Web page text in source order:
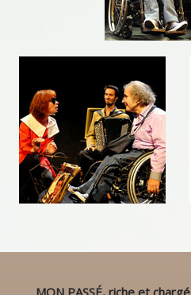
MON PASSÉ, riche et chargé